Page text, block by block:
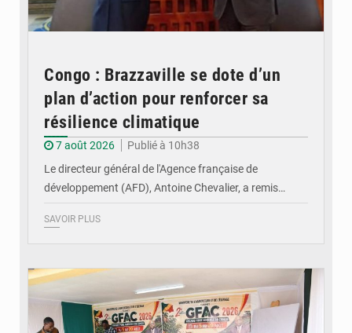
Congo : Brazzaville se dote d’un
plan d’action pour renforcer sa
résilience climatique
7 août 2026
Publié à 10h38
Le directeur général de l'Agence française de
développement (AFD), Antoine Chevalier, a remis…
SAVOIR PLUS